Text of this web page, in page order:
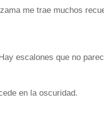
me trae muchos
escalones que no
en la oscuridad.